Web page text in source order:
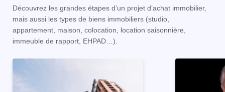
Découvrez les grandes étapes d’un projet d’achat immobilier,
mais aussi les types de biens immobiliers (studio,
appartement, maison, colocation, location saisonnière,
immeuble de rapport, EHPAD…).